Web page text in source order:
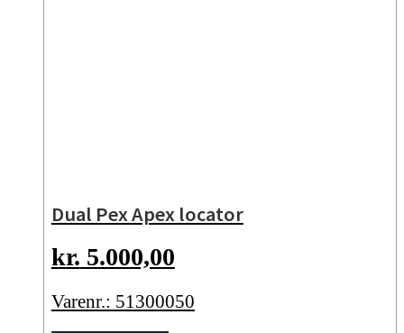
Dual Pex Apex locator
kr. 5.000,00
Varenr.: 51300050